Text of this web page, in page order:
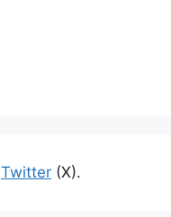
Twitter (X).